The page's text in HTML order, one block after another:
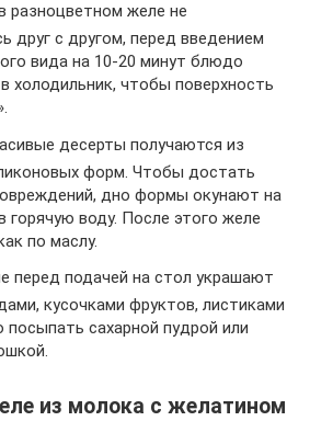
разноцветном желе не
друг с другом, перед введением
вида на 10-20 минут блюдо
холодильник, чтобы поверхность
десерты получаются из
форм. Чтобы достать
дно формы окунают на
горячую воду. После этого желе
по маслу.
перед подачей на стол украшают
кусочками фруктов, листиками
сахарной пудрой или
из молока с желатином